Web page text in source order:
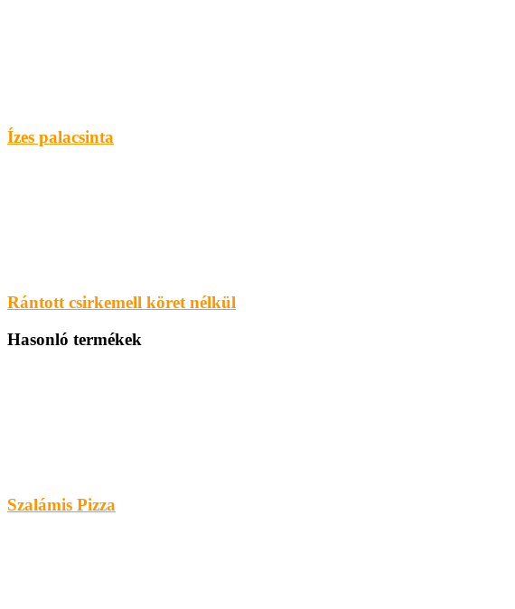
Ízes palacsinta
Rántott csirkemell köret nélkül
Hasonló termékek
Szalámis Pizza